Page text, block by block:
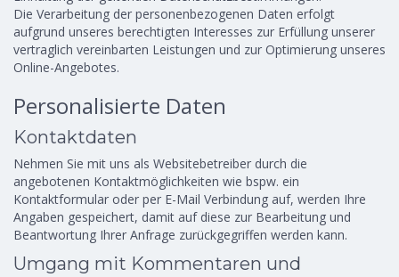
Die Verarbeitung der personenbezogenen Daten erfolgt
aufgrund unseres berechtigten Interesses zur Erfüllung unserer
vertraglich vereinbarten Leistungen und zur Optimierung unseres
Online-Angebotes.
Personalisierte Daten
Kontaktdaten
Nehmen Sie mit uns als Websitebetreiber durch die
angebotenen Kontaktmöglichkeiten wie bspw. ein
Kontaktformular oder per E-Mail Verbindung auf, werden Ihre
Angaben gespeichert, damit auf diese zur Bearbeitung und
Beantwortung Ihrer Anfrage zurückgegriffen werden kann.
Umgang mit Kommentaren und